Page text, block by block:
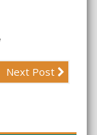
Next Post